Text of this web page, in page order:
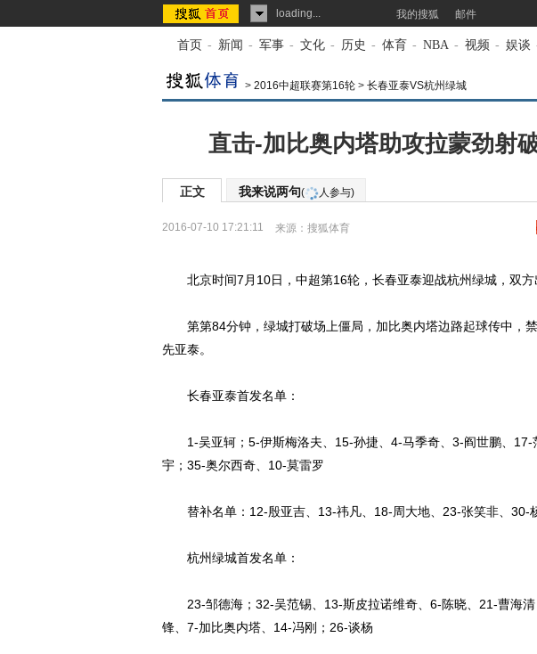
loading... 我的搜狐 邮件
首页 - 新闻 - 军事 - 文化 - 历史 - 体育 - NBA - 视频 - 娱谈
> 2016中超联赛第16轮 > 长春亚泰VS杭州绿城
直击-加比奥内塔助攻拉蒙劲射
正文 我来说两句( 人参与)
2016-07-10 17:21:11 来源： 搜狐体育
北京时间7月10日，中超第16轮，长春亚泰迎战杭州绿城，双方
第第84分钟，绿城打破场上僵局，加比奥内塔边路起球传中，
先亚泰。
长春亚泰首发名单：
1-吴亚轲；5-伊斯梅洛夫、15-孙捷、4-马季奇、3-阎世鹏、17-
宇；35-奥尔西奇、10-莫雷罗
替补名单：12-殷亚吉、13-祎凡、18-周大地、23-张笑非、30-
杭州绿城首发名单：
23-邹德海；32-吴范锡、13-斯皮拉诺维奇、6-陈晓、21-曹海清
锋、7-加比奥内塔、14-冯刚；26-谈杨